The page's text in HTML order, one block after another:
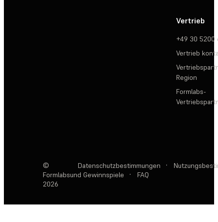
Vertrieb
+49 30 5200
Vertrieb
Region
Formlabs-
©
Formlabs
2026
Datenschutzbestimmungen ·
und Gewinnspiele
· FAQ